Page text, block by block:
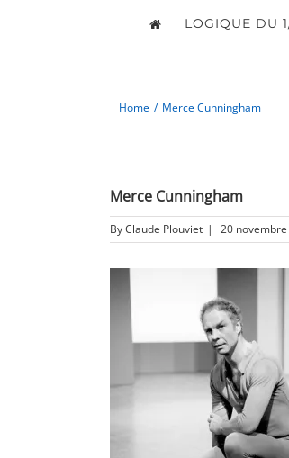
LOGIQUE DU
Home / Merce Cunningham
Merce Cunningham
ByClaude Plouviet | 20